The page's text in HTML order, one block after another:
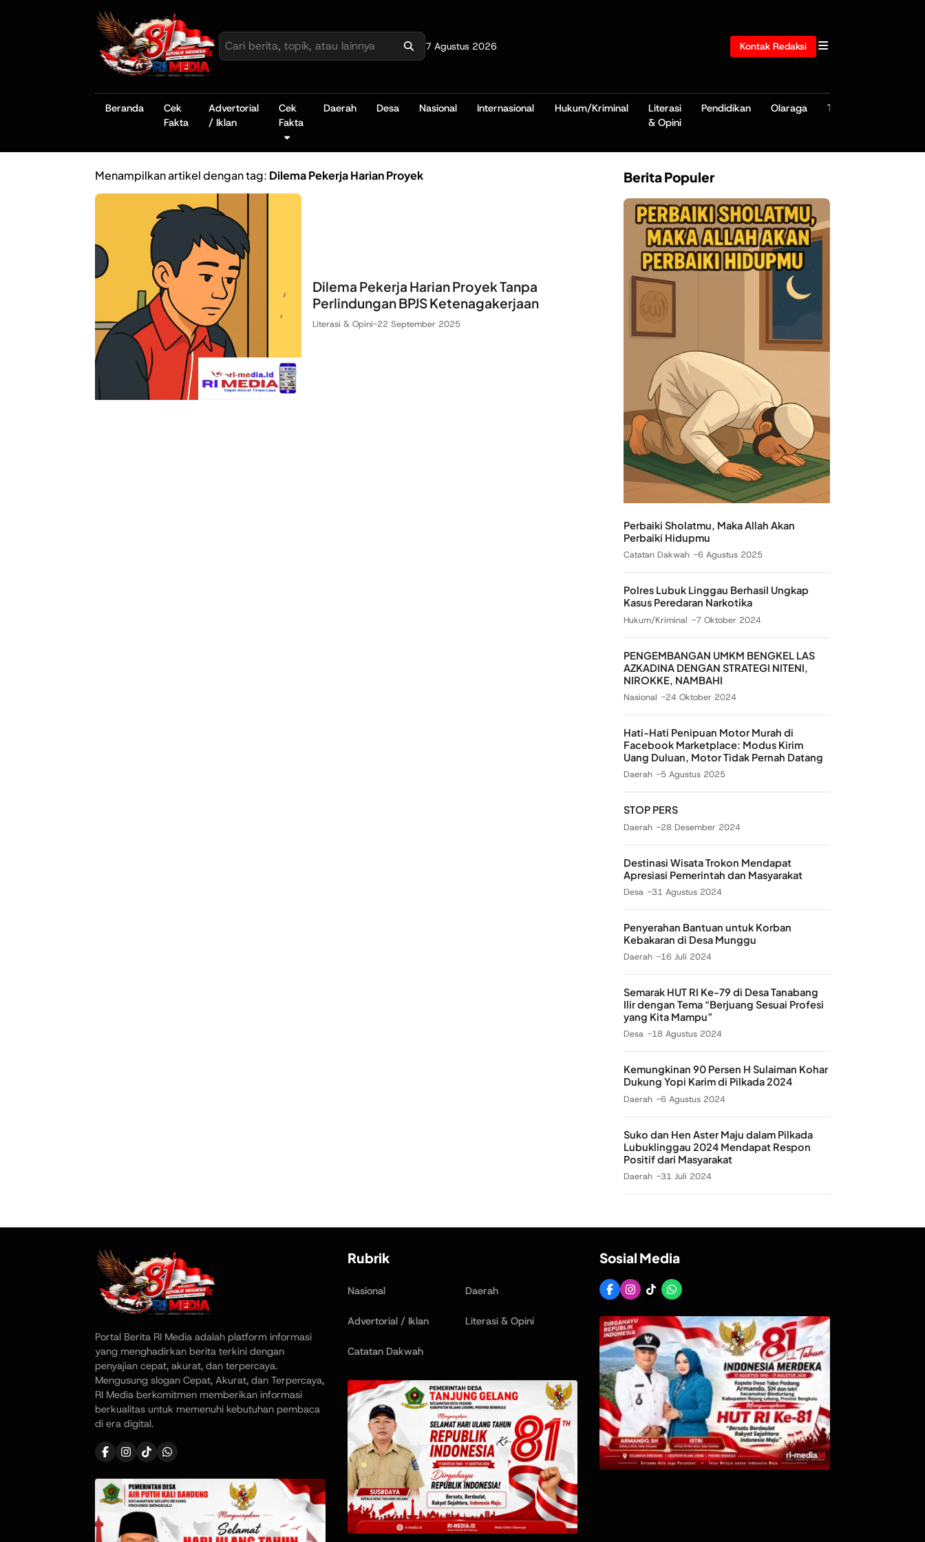
7 Agustus 2026 Kontak Redaksi
Beranda
Cek
Fakta
Advertorial
/ Iklan
Cek
Fakta
Daerah Desa Nasional Internasional Hukum/Kriminal
Literasi
& Opini
Pendidikan Olaraga TNI/POLRI
Menampilkan artikel dengan tag: Dilema Pekerja Harian Proyek
Dilema Pekerja Harian Proyek Tanpa
Perlindungan BPJS Ketenagakerjaan
Literasi & Opini-22 September 2025
Berita Populer
Perbaiki Sholatmu, Maka Allah Akan
Perbaiki Hidupmu
Catatan Dakwah 6 Agustus 2025
Polres Lubuk Linggau Berhasil Ungkap
Kasus Peredaran Narkotika
Hukum/Kriminal 7 Oktober 2024
PENGEMBANGAN UMKM BENGKEL LAS
AZKADINA DENGAN STRATEGI NITENI,
NIROKKE, NAMBAHI
Nasional 24 Oktober 2024
Hati-Hati Penipuan Motor Murah di
Facebook Marketplace: Modus Kirim
Uang Duluan, Motor Tidak Pernah Datang
Daerah 5 Agustus 2025
STOP PERS
Daerah 28 Desember 2024
Destinasi Wisata Trokon Mendapat
Apresiasi Pemerintah dan Masyarakat
Desa 31 Agustus 2024
Penyerahan Bantuan untuk Korban
Kebakaran di Desa Munggu
Daerah 16 Juli 2024
Semarak HUT RI Ke-79 di Desa Tanabang
Ilir dengan Tema “Berjuang Sesuai Profesi
yang Kita Mampu”
Desa 18 Agustus 2024
Kemungkinan 90 Persen H Sulaiman Kohar
Dukung Yopi Karim di Pilkada 2024
Daerah 6 Agustus 2024
Suko dan Hen Aster Maju dalam Pilkada
Lubuklinggau 2024 Mendapat Respon
Positif dari Masyarakat
Daerah 31 Juli 2024
Portal Berita RI Media adalah platform informasi
yang menghadirkan berita terkini dengan
penyajian cepat, akurat, dan terpercaya.
Mengusung slogan Cepat, Akurat, dan Terpercaya,
RI Media berkomitmen memberikan informasi
berkualitas untuk memenuhi kebutuhan pembaca
di era digital.
Rubrik
Nasional Daerah
Advertorial / Iklan Literasi & Opini
Catatan Dakwah
Sosial Media